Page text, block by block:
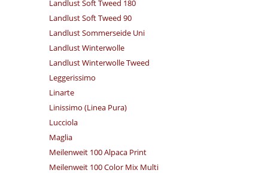
Landlust Soft Tweed 180
Landlust Soft Tweed 90
Landlust Sommerseide Uni
Landlust Winterwolle
Landlust Winterwolle Tweed
Leggerissimo
Linarte
Linissimo (Linea Pura)
Lucciola
Maglia
Meilenweit 100 Alpaca Print
Meilenweit 100 Color Mix Multi